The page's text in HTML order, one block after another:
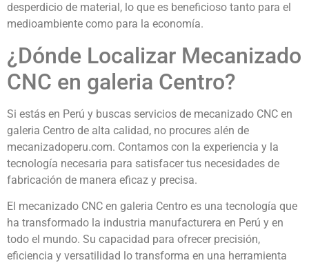
desperdicio de material, lo que es beneficioso tanto para el
medioambiente como para la economía.
¿Dónde Localizar Mecanizado
CNC en galeria Centro?
Si estás en Perú y buscas servicios de mecanizado CNC en
galeria Centro de alta calidad, no procures alén de
mecanizadoperu.com. Contamos con la experiencia y la
tecnología necesaria para satisfacer tus necesidades de
fabricación de manera eficaz y precisa.
El mecanizado CNC en galeria Centro es una tecnología que
ha transformado la industria manufacturera en Perú y en
todo el mundo. Su capacidad para ofrecer precisión,
eficiencia y versatilidad lo transforma en una herramienta